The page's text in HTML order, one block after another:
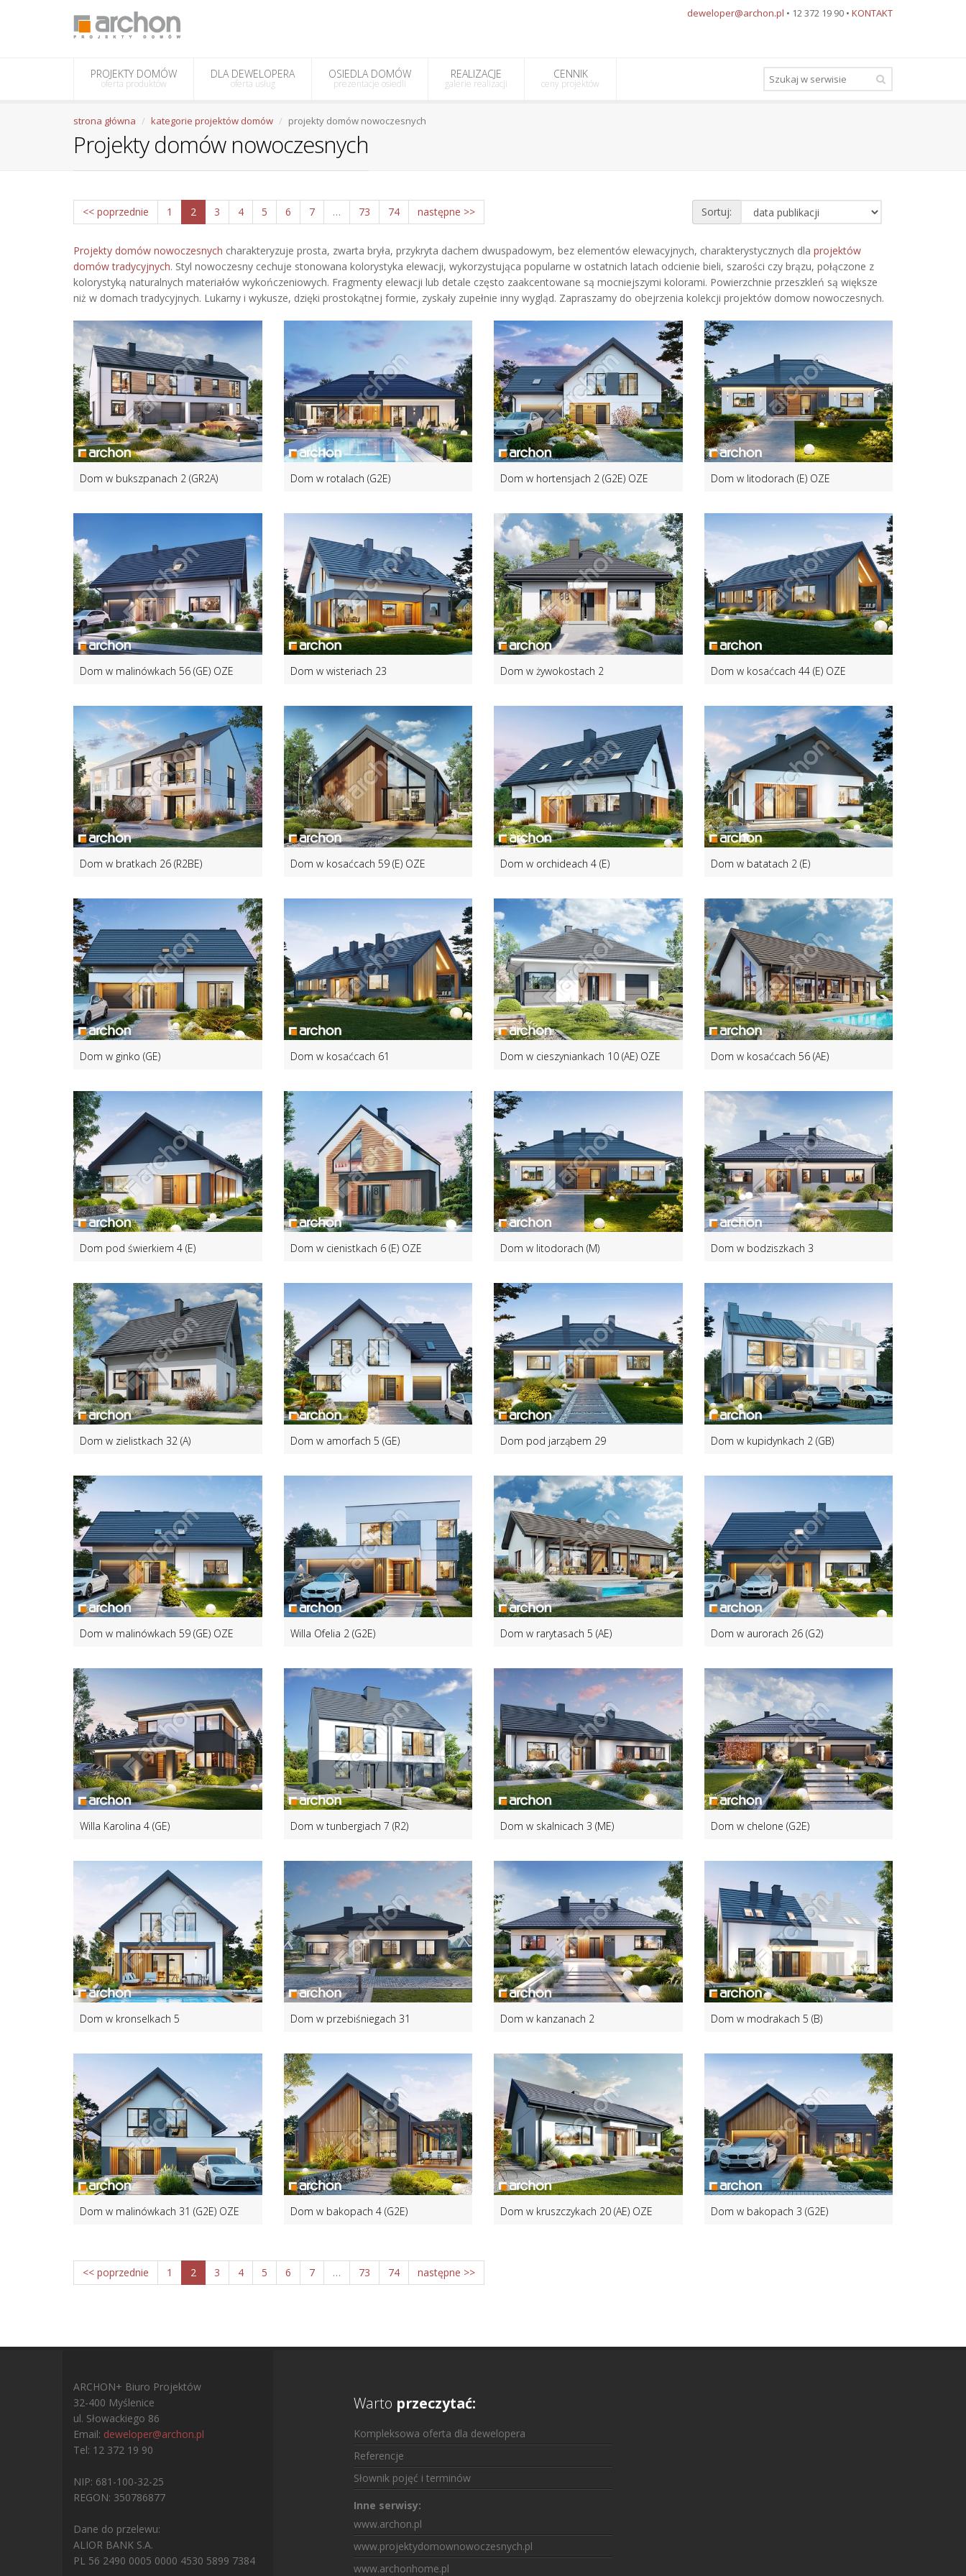
deweloper@archon.pl • 12 372 19 90 • KONTAKT
PROJEKTY DOMÓW
oferta produktów
DLA DEWELOPERA
oferta usług
OSIEDLA DOMÓW
prezentacje osiedli
REALIZACJE
galerie realizacji
CENNIK
ceny projektów
strona główna kategorie projektów domów projekty domów nowoczesnych
Projekty domów nowoczesnych
<< poprzednie 1 2 3 4 5 6 7 … 73 74 następne >> Sortuj:
Projekty domów nowoczesnych charakteryzuje prosta, zwarta bryła, przykryta dachem dwuspadowym, bez elementów elewacyjnych, charakterystycznych dla projektów
domów tradycyjnych. Styl nowoczesny cechuje stonowana kolorystyka elewacji, wykorzystująca popularne w ostatnich latach odcienie bieli, szarości czy brązu, połączone z
kolorystyką naturalnych materiałów wykończeniowych. Fragmenty elewacji lub detale często zaakcentowane są mocniejszymi kolorami. Powierzchnie przeszkleń są większe
niż w domach tradycyjnych. Lukarny i wykusze, dzięki prostokątnej formie, zyskały zupełnie inny wygląd. Zapraszamy do obejrzenia kolekcji projektów domow nowoczesnych.
Dom w bukszpanach 2 (GR2A) Dom w rotalach (G2E) Dom w hortensjach 2 (G2E) OZE Dom w litodorach (E) OZE
Dom w malinówkach 56 (GE) OZE Dom w wisteriach 23 Dom w żywokostach 2 Dom w kosaćcach 44 (E) OZE
Dom w bratkach 26 (R2BE) Dom w kosaćcach 59 (E) OZE Dom w orchideach 4 (E) Dom w batatach 2 (E)
Dom w ginko (GE) Dom w kosaćcach 61 Dom w cieszyniankach 10 (AE) OZE Dom w kosaćcach 56 (AE)
Dom pod świerkiem 4 (E) Dom w cienistkach 6 (E) OZE Dom w litodorach (M) Dom w bodziszkach 3
Dom w zielistkach 32 (A) Dom w amorfach 5 (GE) Dom pod jarząbem 29 Dom w kupidynkach 2 (GB)
Dom w malinówkach 59 (GE) OZE Willa Ofelia 2 (G2E) Dom w rarytasach 5 (AE) Dom w aurorach 26 (G2)
Willa Karolina 4 (GE) Dom w tunbergiach 7 (R2) Dom w skalnicach 3 (ME) Dom w chelone (G2E)
Dom w kronselkach 5 Dom w przebiśniegach 31 Dom w kanzanach 2 Dom w modrakach 5 (B)
Dom w malinówkach 31 (G2E) OZE Dom w bakopach 4 (G2E) Dom w kruszczykach 20 (AE) OZE Dom w bakopach 3 (G2E)
<< poprzednie 1 2 3 4 5 6 7 … 73 74 następne >>
ARCHON+ Biuro Projektów
32-400 Myślenice
ul. Słowackiego 86
Email: deweloper@archon.pl
Tel: 12 372 19 90
NIP: 681-100-32-25
REGON: 350786877
Dane do przelewu:
ALIOR BANK S.A.
PL 56 2490 0005 0000 4530 5899 7384
Warto przeczytać:
Kompleksowa oferta dla dewelopera
Referencje
Słownik pojęć i terminów
Inne serwisy:
www.archon.pl
www.projektydomownowoczesnych.pl
www.archonhome.pl